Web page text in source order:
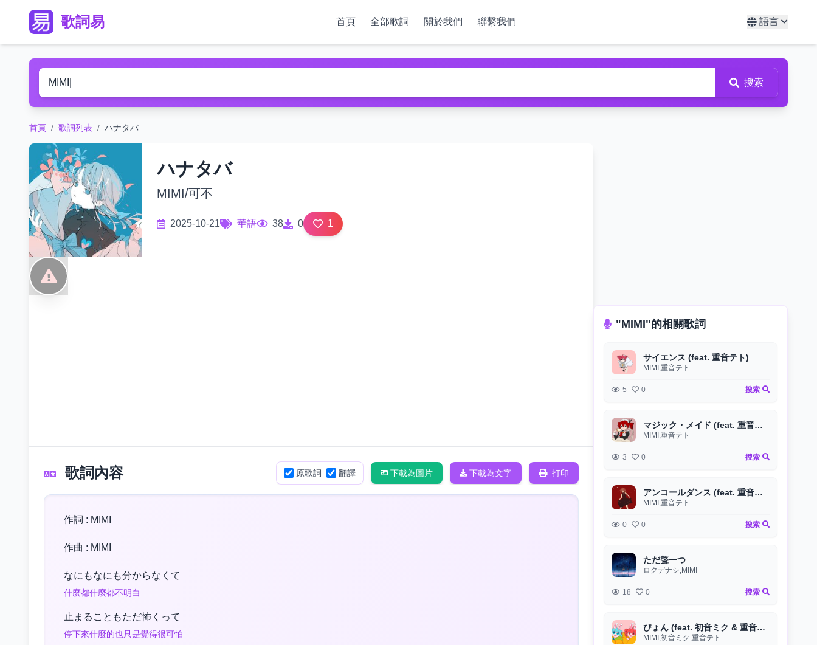
歌詞易 首頁 全部歌詞 關於我們 聯繫我們 語言
搜索
首頁 / 歌詞列表 / ハナタバ
ハナタバ
MIMI/可不
2025-10-21 華語 38 0 1
歌詞內容 原歌詞 翻譯 下載為圖片 下載為文字 打印
作詞 : MIMI
作曲 : MIMI
なにもなにも分からなくて
什麼都什麼都不明白
止まることもただ怖くって
停下來什麼的也只是覺得很可怕
"MIMI"的相關歌詞
サイエンス (feat. 重音テト)
MIMI,重音テト
5 0 搜索
マジック・メイド (feat. 重音テト)
MIMI,重音テト
3 0 搜索
アンコールダンス (feat. 重音テト)
MIMI,重音テト
0 0 搜索
ただ聲一つ
ロクデナシ,MIMI
18 0 搜索
ぴょん (feat. 初音ミク & 重音テト)
MIMI,初音ミク,重音テト